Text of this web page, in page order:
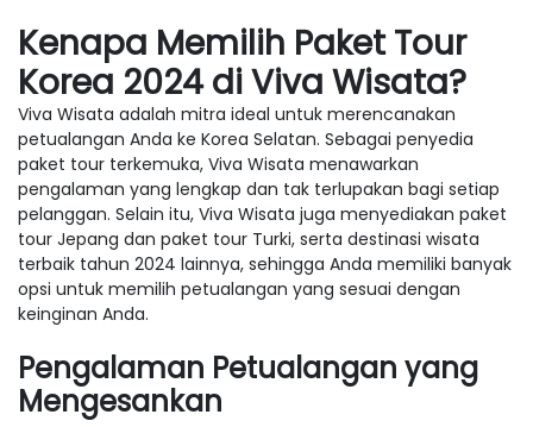
Kenapa Memilih Paket Tour
Korea 2024 di Viva Wisata?
Viva Wisata adalah mitra ideal untuk merencanakan
petualangan Anda ke Korea Selatan. Sebagai penyedia
paket tour terkemuka, Viva Wisata menawarkan
pengalaman yang lengkap dan tak terlupakan bagi setiap
pelanggan. Selain itu, Viva Wisata juga menyediakan paket
tour Jepang dan paket tour Turki, serta destinasi wisata
terbaik tahun 2024 lainnya, sehingga Anda memiliki banyak
opsi untuk memilih petualangan yang sesuai dengan
keinginan Anda.
Pengalaman Petualangan yang
Mengesankan